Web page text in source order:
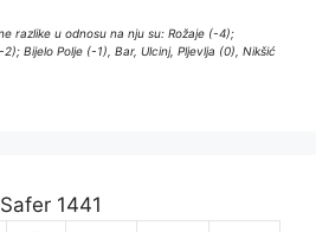
razlike u odnosu na nju su: Rožaje (-4);
Bijelo Polje (-1), Bar, Ulcinj, Pljevlja (0), Nikšić
Safer 1441